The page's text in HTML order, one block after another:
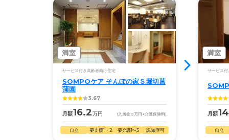
入居相談：
0120-579-721（無料）
受付時間：10：00～19：00
・全国10000件の介護施設情報を掲載
幅広い選択肢の中から、条件にあった施設を選ぶ
ことができます。
・こだわりの条件や医療体制から施設を探せる
たとえば「カラオケ」「麻雀」が楽しめる施設、
「夫婦入居可」の施設、「看取り可」の施設など、
医療・看護体制から施設を探すこともできます。
す。詳しくは こちら。
◎ケアスル 介護の3つの特徴
・経験豊富な入居相談員が完全無料で施設探しをサ
入居相談： 0120-579-721（無料）
受付時間：10：00～19：00
・全国10000件の介護施設情報を掲載
幅広い選択肢の中から、条件にあった施設を選ぶ
ことができます。
満室
サービス付き高齢者向け住宅
SOMPOケア そんぽの家Ｓ堀切菖
蒲園
3.67
月額16.2万円 (入居金0万円 +介護保険料)
自立 要支援1・2 要介護1〜5 認知症可
満室
サービス付
月額
自立